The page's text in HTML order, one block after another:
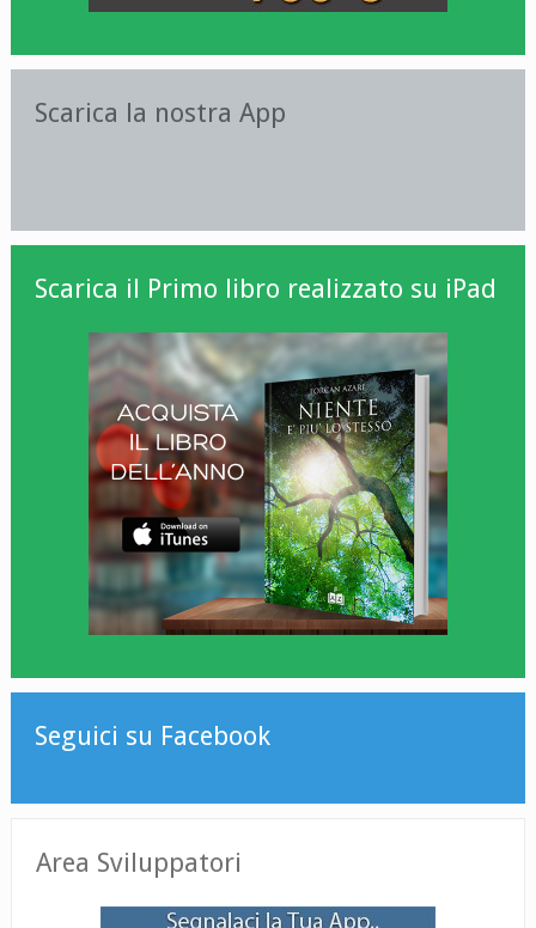
Scarica la nostra App
Scarica il Primo libro realizzato su iPad
Seguici su Facebook
Area Sviluppatori